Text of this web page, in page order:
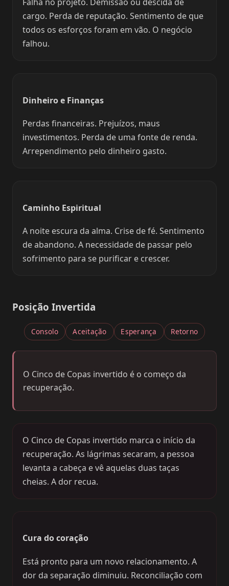
cargo. Perda de reputação. Sentimento de que
todos os esforços foram em vão. O negócio
falhou.
Dinheiro e Finanças
Perdas financeiras. Prejuízos, maus
investimentos. Perda de uma fonte de renda.
Arrependimento pelo dinheiro gasto.
Caminho Espiritual
A noite escura da alma. Crise de fé. Sentimento
de abandono. A necessidade de passar pelo
sofrimento para se purificar e crescer.
Posição Invertida
Consolo Aceitação Esperança Retorno
O Cinco de Copas invertido é o começo da
recuperação.
O Cinco de Copas invertido marca o início da
recuperação. As lágrimas secaram, a pessoa
levanta a cabeça e vê aquelas duas taças
cheias. A dor recua.
Cura do coração
Está pronto para um novo relacionamento. A
dor da separação diminuiu. Reconciliação com